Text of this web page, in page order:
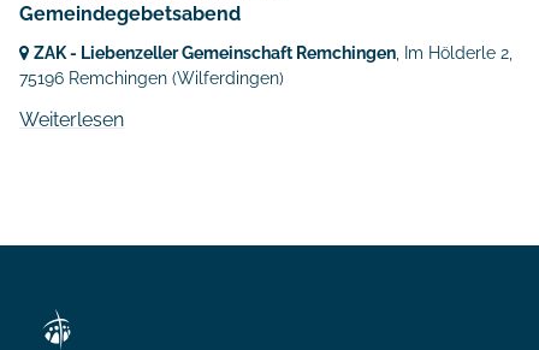
Gemeindegebetsabend
ZAK - Liebenzeller Gemeinschaft Remchingen , Im Hölderle 2,
75196 Remchingen (Wilferdingen)
Weiterlesen